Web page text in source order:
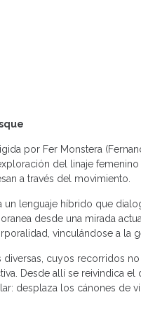
por Fer Monstera
del linaje
a través del movimiento.
lenguaje híbrido que
desde una mirada
vinculándose a la
diversas, cuyos recorridos
Desde allí se reivindica
desplaza los cánones de